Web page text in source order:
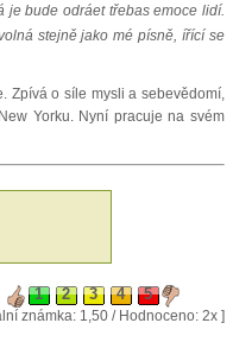
bude odráet třebas emoce lidí.
stejně jako mé písně, ířící se
Zpívá o síle mysli a sebevědomí,
Yorku. Nyní pracuje na svém
známka: 1,50 / Hodnoceno: 2x ]